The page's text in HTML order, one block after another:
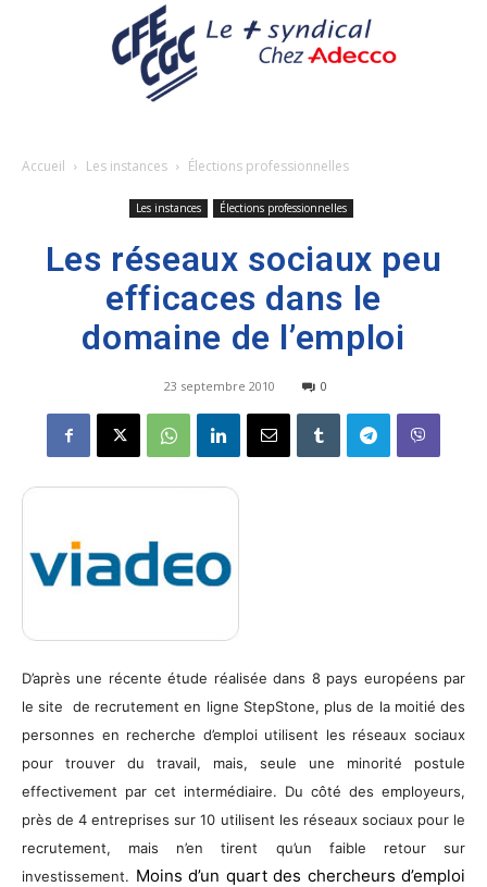
Accueil Les instances Élections professionnelles
Les instances Élections professionnelles
Les réseaux sociaux peu
efficaces dans le
domaine de l’emploi
23 septembre 2010 0
D’après une récente étude réalisée dans 8 pays européens par
le site de recrutement en ligne StepStone, plus de la moitié des
personnes en recherche d’emploi utilisent les réseaux sociaux
pour trouver du travail, mais, seule une minorité postule
effectivement par cet intermédiaire. Du côté des employeurs,
près de 4 entreprises sur 10 utilisent les réseaux sociaux pour le
recrutement, mais n’en tirent qu’un faible retour sur
investissement. Moins d’un quart des chercheurs d’emploi